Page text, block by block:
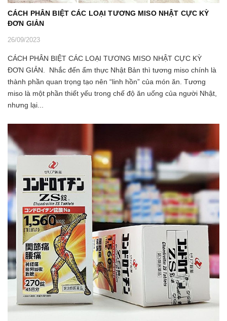
CÁCH PHÂN BIỆT CÁC LOẠI TƯƠNG MISO NHẬT CỰC KỲ
ĐƠN GIẢN
26/09/2023
CÁCH PHÂN BIỆT CÁC LOẠI TƯƠNG MISO NHẬT CỰC KỲ
ĐƠN GIẢN. Nhắc đến ẩm thực Nhật Bản thì tương miso chính là
thành phần quan trọng tạo nên “linh hồn” của món ăn. Tương
miso là một phần thiết yếu trong chế độ ăn uống của người Nhật,
nhưng lại...